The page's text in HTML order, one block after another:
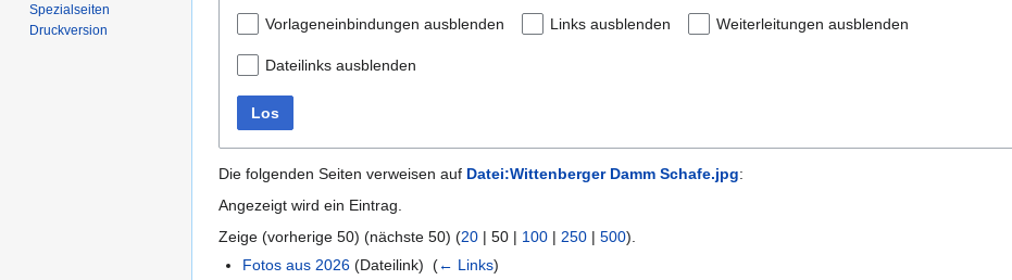
Vorlageneinbindungen ausblenden Links ausblenden Weiterleitungen ausblenden
Dateilinks ausblenden
Los
Die folgenden Seiten verweisen auf Datei:Wittenberger Damm Schafe.jpg:
Angezeigt wird ein Eintrag.
Zeige (vorherige 50) (nächste 50) (20 | 50 | 100 | 250 | 500).
Fotos aus 2026 (Dateilink) ‎(← Links)
Spezialseiten
Druckversion